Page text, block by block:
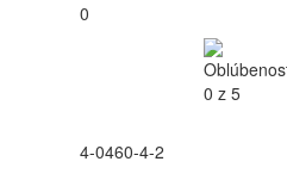
0
4-0460-4-2